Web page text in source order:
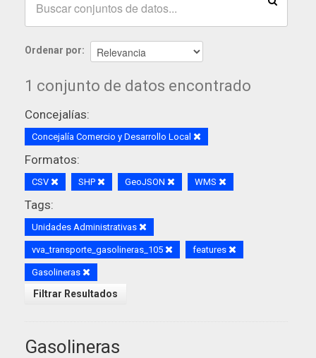
Ordenar por
1 conjunto de datos encontrado
Concejalías:
Concejalía Comercio y Desarrollo Local
Formatos:
CSV SHP GeoJSON WMS
Tags:
Unidades Administrativas
vva_transporte_gasolineras_105 features
Gasolineras
Filtrar Resultados
Gasolineras